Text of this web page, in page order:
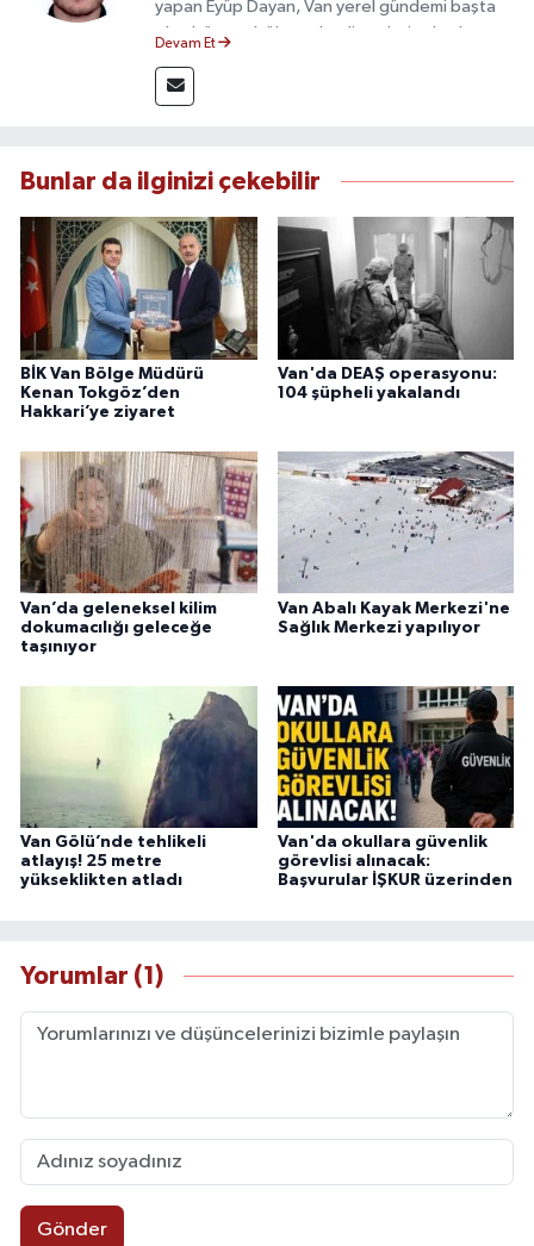
yapan Eyüp Dayan, Van yerel gündemi başta
olmak üzere bölgesel gelişmeleri sahadan
deneyimiyle doğruluk, tarafsızlık ve etik ilkeleri
esas alan Dayan, güvenilir kaynaklara dayalı
Devam Et
Bunlar da ilginizi çekebilir
BİK Van Bölge Müdürü
Kenan Tokgöz’den
Hakkari’ye ziyaret
Van'da DEAŞ operasyonu:
104 şüpheli yakalandı
Van’da geleneksel kilim
dokumacılığı geleceğe
taşınıyor
Van Abalı Kayak Merkezi'ne
Sağlık Merkezi yapılıyor
Van Gölü’nde tehlikeli
atlayış! 25 metre
yükseklikten atladı
Van'da okullara güvenlik
görevlisi alınacak:
Başvurular İŞKUR üzerinden
Yorumlar (1)
Gönder